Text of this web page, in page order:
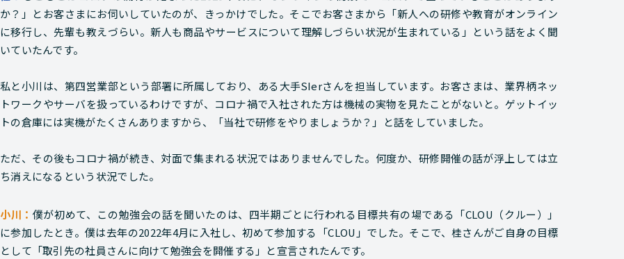
か？」とお客さまにお伺いしていたのが、きっかけでした。そこでお客さまから「新人への研修や教育がオンライン
に移行し、先輩も教えづらい。新人も商品やサービスについて理解しづらい状況が生まれている」という話をよく聞
いていたんです。
私と小川は、第四営業部という部署に所属しており、ある大手SIerさんを担当しています。お客さまは、業界柄ネッ
トワークやサーバを扱っているわけですが、コロナ禍で入社された方は機械の実物を見たことがないと。ゲットイッ
トの倉庫には実機がたくさんありますから、「当社で研修をやりましょうか？」と話をしていました。
ただ、その後もコロナ禍が続き、対面で集まれる状況ではありませんでした。何度か、研修開催の話が浮上しては立
ち消えになるという状況でした。
僕が初めて、この勉強会の話を聞いたのは、四半期ごとに行われる目標共有の場である「CLOU（クルー）」
に参加したとき。僕は去年の2022年4月に入社し、初めて参加する「CLOU」でした。そこで、桂さんがご自身の目標
として「取引先の社員さんに向けて勉強会を開催する」と宣言されたんです。